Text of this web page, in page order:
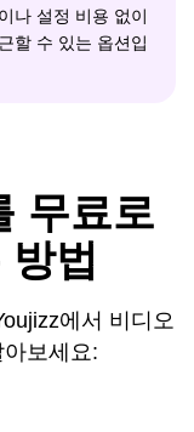
나 설정 비용 없이
할 수 있는 옵션입
무료로
방법
에서 비디오
보세요: